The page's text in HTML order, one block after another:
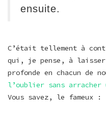
ensuite.
C’était tellement à
qui, je pense, à laisser
profonde en chacun de
l’oublier sans arracher
Vous savez, le fameux :